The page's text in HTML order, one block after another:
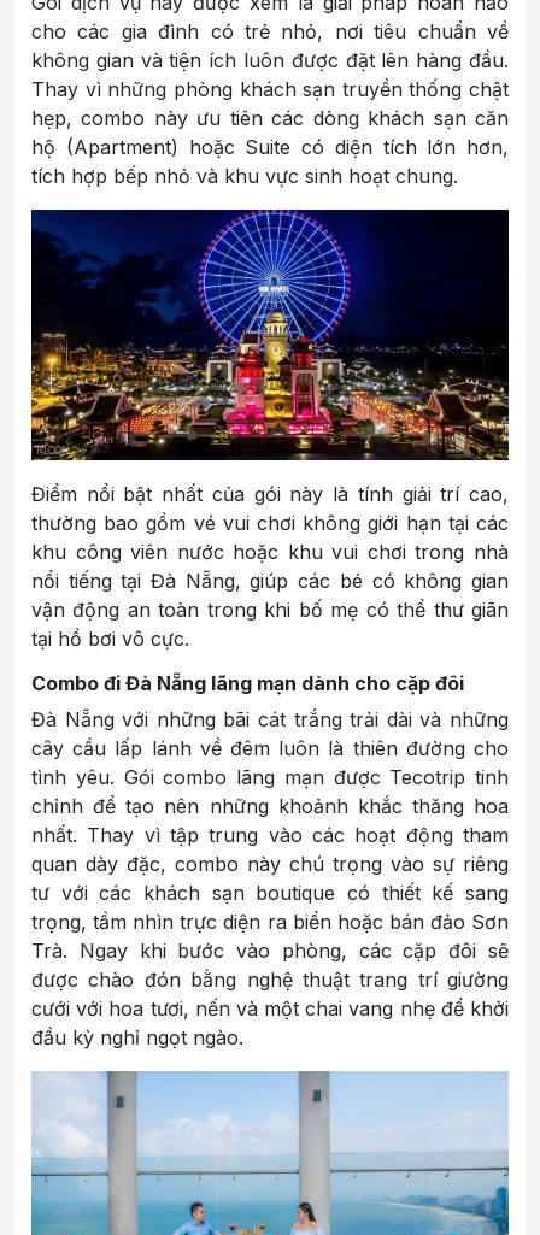
cho các gia đình có trẻ nhỏ, nơi tiêu chuẩn về
không gian và tiện ích luôn được đặt lên hàng đầu.
Thay vì những phòng khách sạn truyền thống chật
hẹp, combo này ưu tiên các dòng khách sạn căn
hộ (Apartment) hoặc Suite có diện tích lớn hơn,
tích hợp bếp nhỏ và khu vực sinh hoạt chung.
Điểm nổi bật nhất của gói này là tính giải trí cao,
thường bao gồm vé vui chơi không giới hạn tại các
khu công viên nước hoặc khu vui chơi trong nhà
nổi tiếng tại Đà Nẵng, giúp các bé có không gian
vận động an toàn trong khi bố mẹ có thể thư giãn
tại hồ bơi vô cực.
Combo đi Đà Nẵng lãng mạn dành cho cặp đôi
Đà Nẵng với những bãi cát trắng trải dài và những
cây cầu lấp lánh về đêm luôn là thiên đường cho
tình yêu. Gói combo lãng mạn được Tecotrip tinh
chỉnh để tạo nên những khoảnh khắc thăng hoa
nhất. Thay vì tập trung vào các hoạt động tham
quan dày đặc, combo này chú trọng vào sự riêng
tư với các khách sạn boutique có thiết kế sang
trọng, tầm nhìn trực diện ra biển hoặc bán đảo Sơn
Trà. Ngay khi bước vào phòng, các cặp đôi sẽ
được chào đón bằng nghệ thuật trang trí giường
cưới với hoa tươi, nến và một chai vang nhẹ để khởi
đầu kỳ nghỉ ngọt ngào.